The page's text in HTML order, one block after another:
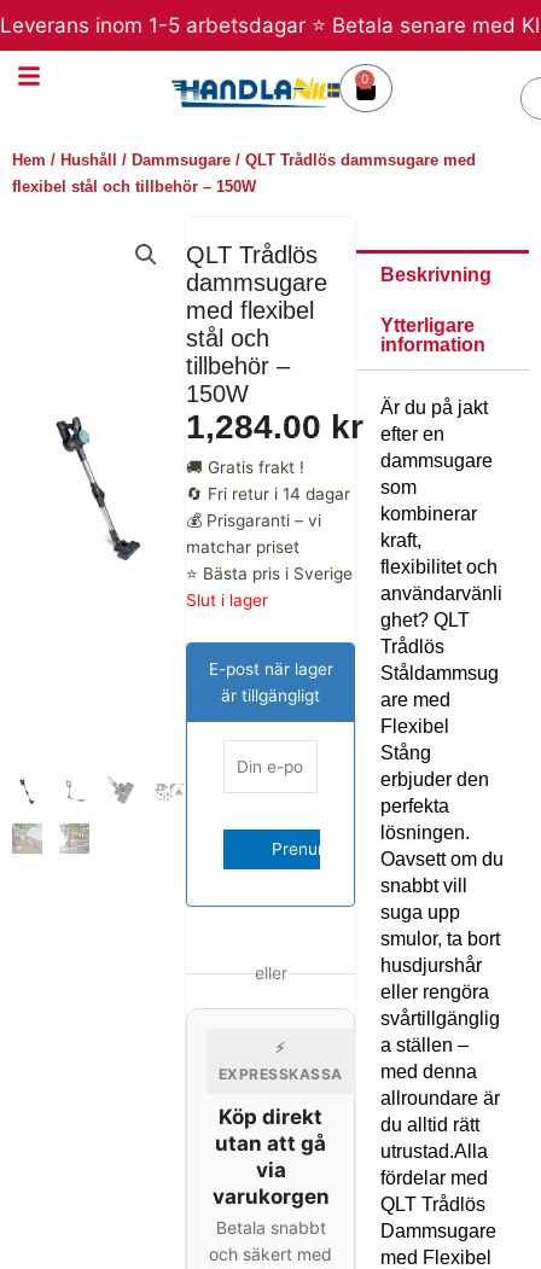
till
innehåll
inom 1-5 arbetsdagar ⭐ Betala senare med
0
Varukorg
Hem / Hushåll / Dammsugare / QLT Trådlös dammsugare med
flexibel stål och tillbehör – 150W
QLT Trådlös
dammsugare
med flexibel
stål och
tillbehör –
150W
1,284.00 kr
🚚 Gratis frakt !
🔄 Fri retur i 14 dagar
💰 Prisgaranti – vi
matchar priset
⭐ Bästa pris i Sverige
Slut i lager
E-post när lager
är tillgängligt
eller
⚡
EXPRESSKASSA
Köp direkt
utan att gå
via
varukorgen
Betala snabbt
och säkert med
Beskrivning
Ytterligare
information
Är du på jakt
efter en
dammsugare
som
kombinerar
kraft,
flexibilitet och
användarvänli
ghet? QLT
Trådlös
Ståldammsug
are med
Flexibel
Stång
erbjuder den
perfekta
lösningen.
Oavsett om du
snabbt vill
suga upp
smulor, ta bort
husdjurshår
eller rengöra
svårtillgänglig
a ställen –
med denna
allroundare är
du alltid rätt
utrustad.Alla
fördelar med
QLT Trådlös
Dammsugare
med Flexibel